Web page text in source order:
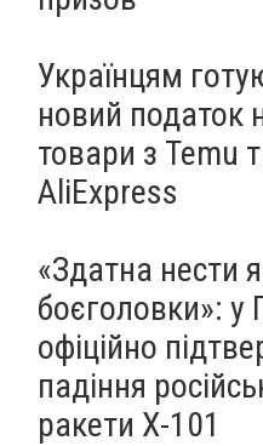
Українцям
новий податок
товари з Temu
AliExpress
«Здатна нести
боєголовки»: у
офіційно
падіння
ракети Х-101